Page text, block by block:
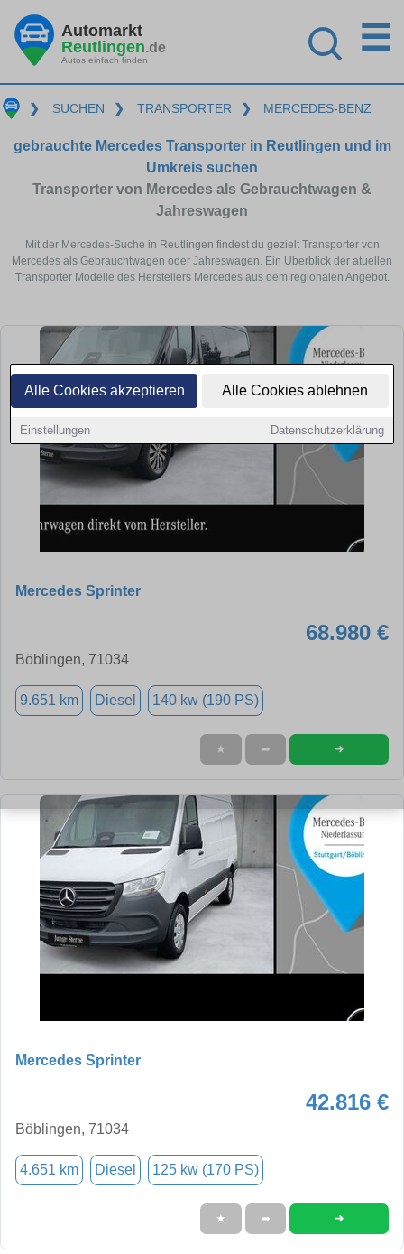
Alle Cookies akzeptieren Alle Cookies ablehnen
Einstellungen Datenschutzerklärung
Automarkt
Reutlingen.de
Autos einfach finden
☰
❯ SUCHEN ❯ TRANSPORTER ❯ MERCEDES-BENZ
gebrauchte Mercedes Transporter in Reutlingen und im
Umkreis suchen
Transporter von Mercedes als Gebrauchtwagen &
Jahreswagen
Mit der Mercedes-Suche in Reutlingen findest du gezielt Transporter von
Mercedes als Gebrauchtwagen oder Jahreswagen. Ein Überblick der atuellen
Transporter Modelle des Herstellers Mercedes aus dem regionalen Angebot.
Mercedes Sprinter
68.980 €
Böblingen, 71034
9.651 km Diesel 140 kw (190 PS)
★ ➦ ➜
Mercedes Sprinter
42.816 €
Böblingen, 71034
4.651 km Diesel 125 kw (170 PS)
★ ➦ ➜